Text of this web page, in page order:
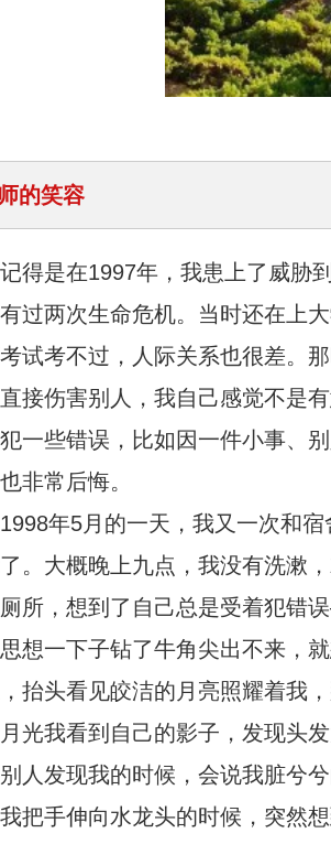
的笑容
记得是在1997年，我患上了威胁
过两次生命危机。当时还在上
试考不过，人际关系也很差。
接伤害别人，我自己感觉不是
一些错误，比如因一件小事、
非常后悔。
1998年5月的一天，我又一次和
。大概晚上九点，我没有洗漱
所，想到了自己总是受着犯
想一下子钻了牛角尖出不来，
抬头看见皎洁的月亮照耀着我
光我看到自己的影子，发现头
人发现我的时候，会说我脏兮
把手伸向水龙头的时候，突然